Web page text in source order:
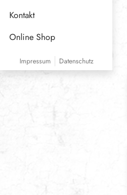
Kontakt
Online Shop
Impressum Datenschutz